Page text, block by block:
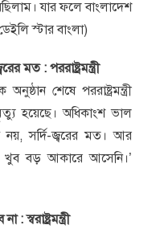
যার ফলে বাংলাদেশ
স্টার বাংলা)
মত : পররাষ্ট্রমন্ত্রী
শেষে পররাষ্ট্রমন্ত্রী
হয়েছে। অধিকাংশ ভাল
নয়, সর্দি-জ্বরের মত। আর
বড় আকারে আসেনি।’